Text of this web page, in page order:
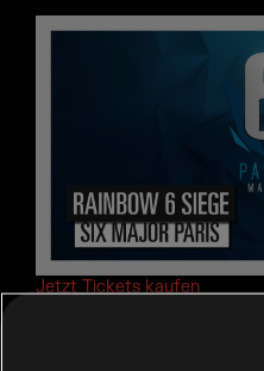
Jetzt Tickets kaufen